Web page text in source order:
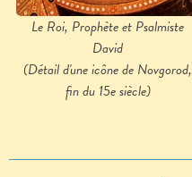
Le Roi, Prophète et Psalmiste
David
(Détail d'une icône de Novgorod,
fin du 15e siècle)